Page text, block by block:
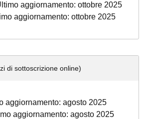
aggiornamento: ottobre 2025
aggiornamento: ottobre 2025
di sottoscrizione online)
aggiornamento: agosto 2025
aggiornamento: agosto 2025